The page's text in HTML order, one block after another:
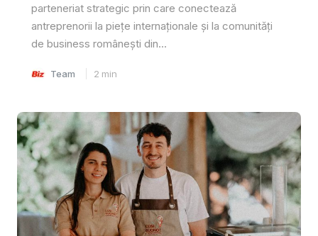
parteneriat strategic prin care conectează
antreprenorii la piețe internaționale și la comunități
de business românești din...
Team 2 min